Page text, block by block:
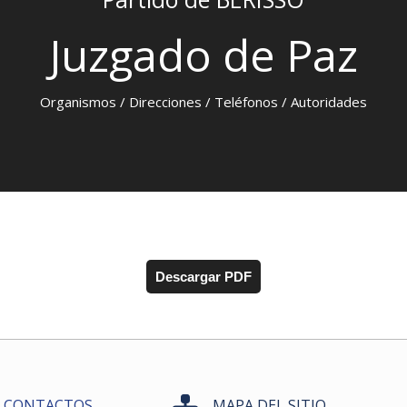
Juzgado de Paz
Organismos / Direcciones / Teléfonos / Autoridades
Descargar PDF